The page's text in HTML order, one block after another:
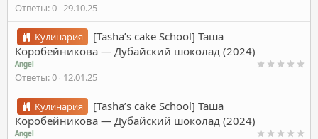
Ответы 0 29.10.25
Кулинария
[Tasha’s cake School] Таша
Коробейникова ― Дубайский шоколад (2024)
Angel
Ответы 0 12.01.25
Кулинария
[Tasha’s cake School] Таша
Коробейникова ― Дубайский шоколад (2024)
Angel